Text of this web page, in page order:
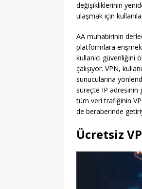
değişikliklerinin
ulaşmak için
AA muhabirinin
platformlara erişmek
kullanıcı güvenliğini
çalışıyor. VPN,
sunucularına
süreçte IP adresinin
tüm veri trafiğinin
de beraberinde
Ücretsiz